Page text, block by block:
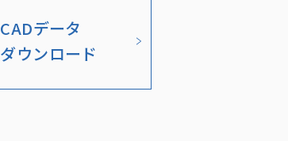
CADデータ
ダウンロード